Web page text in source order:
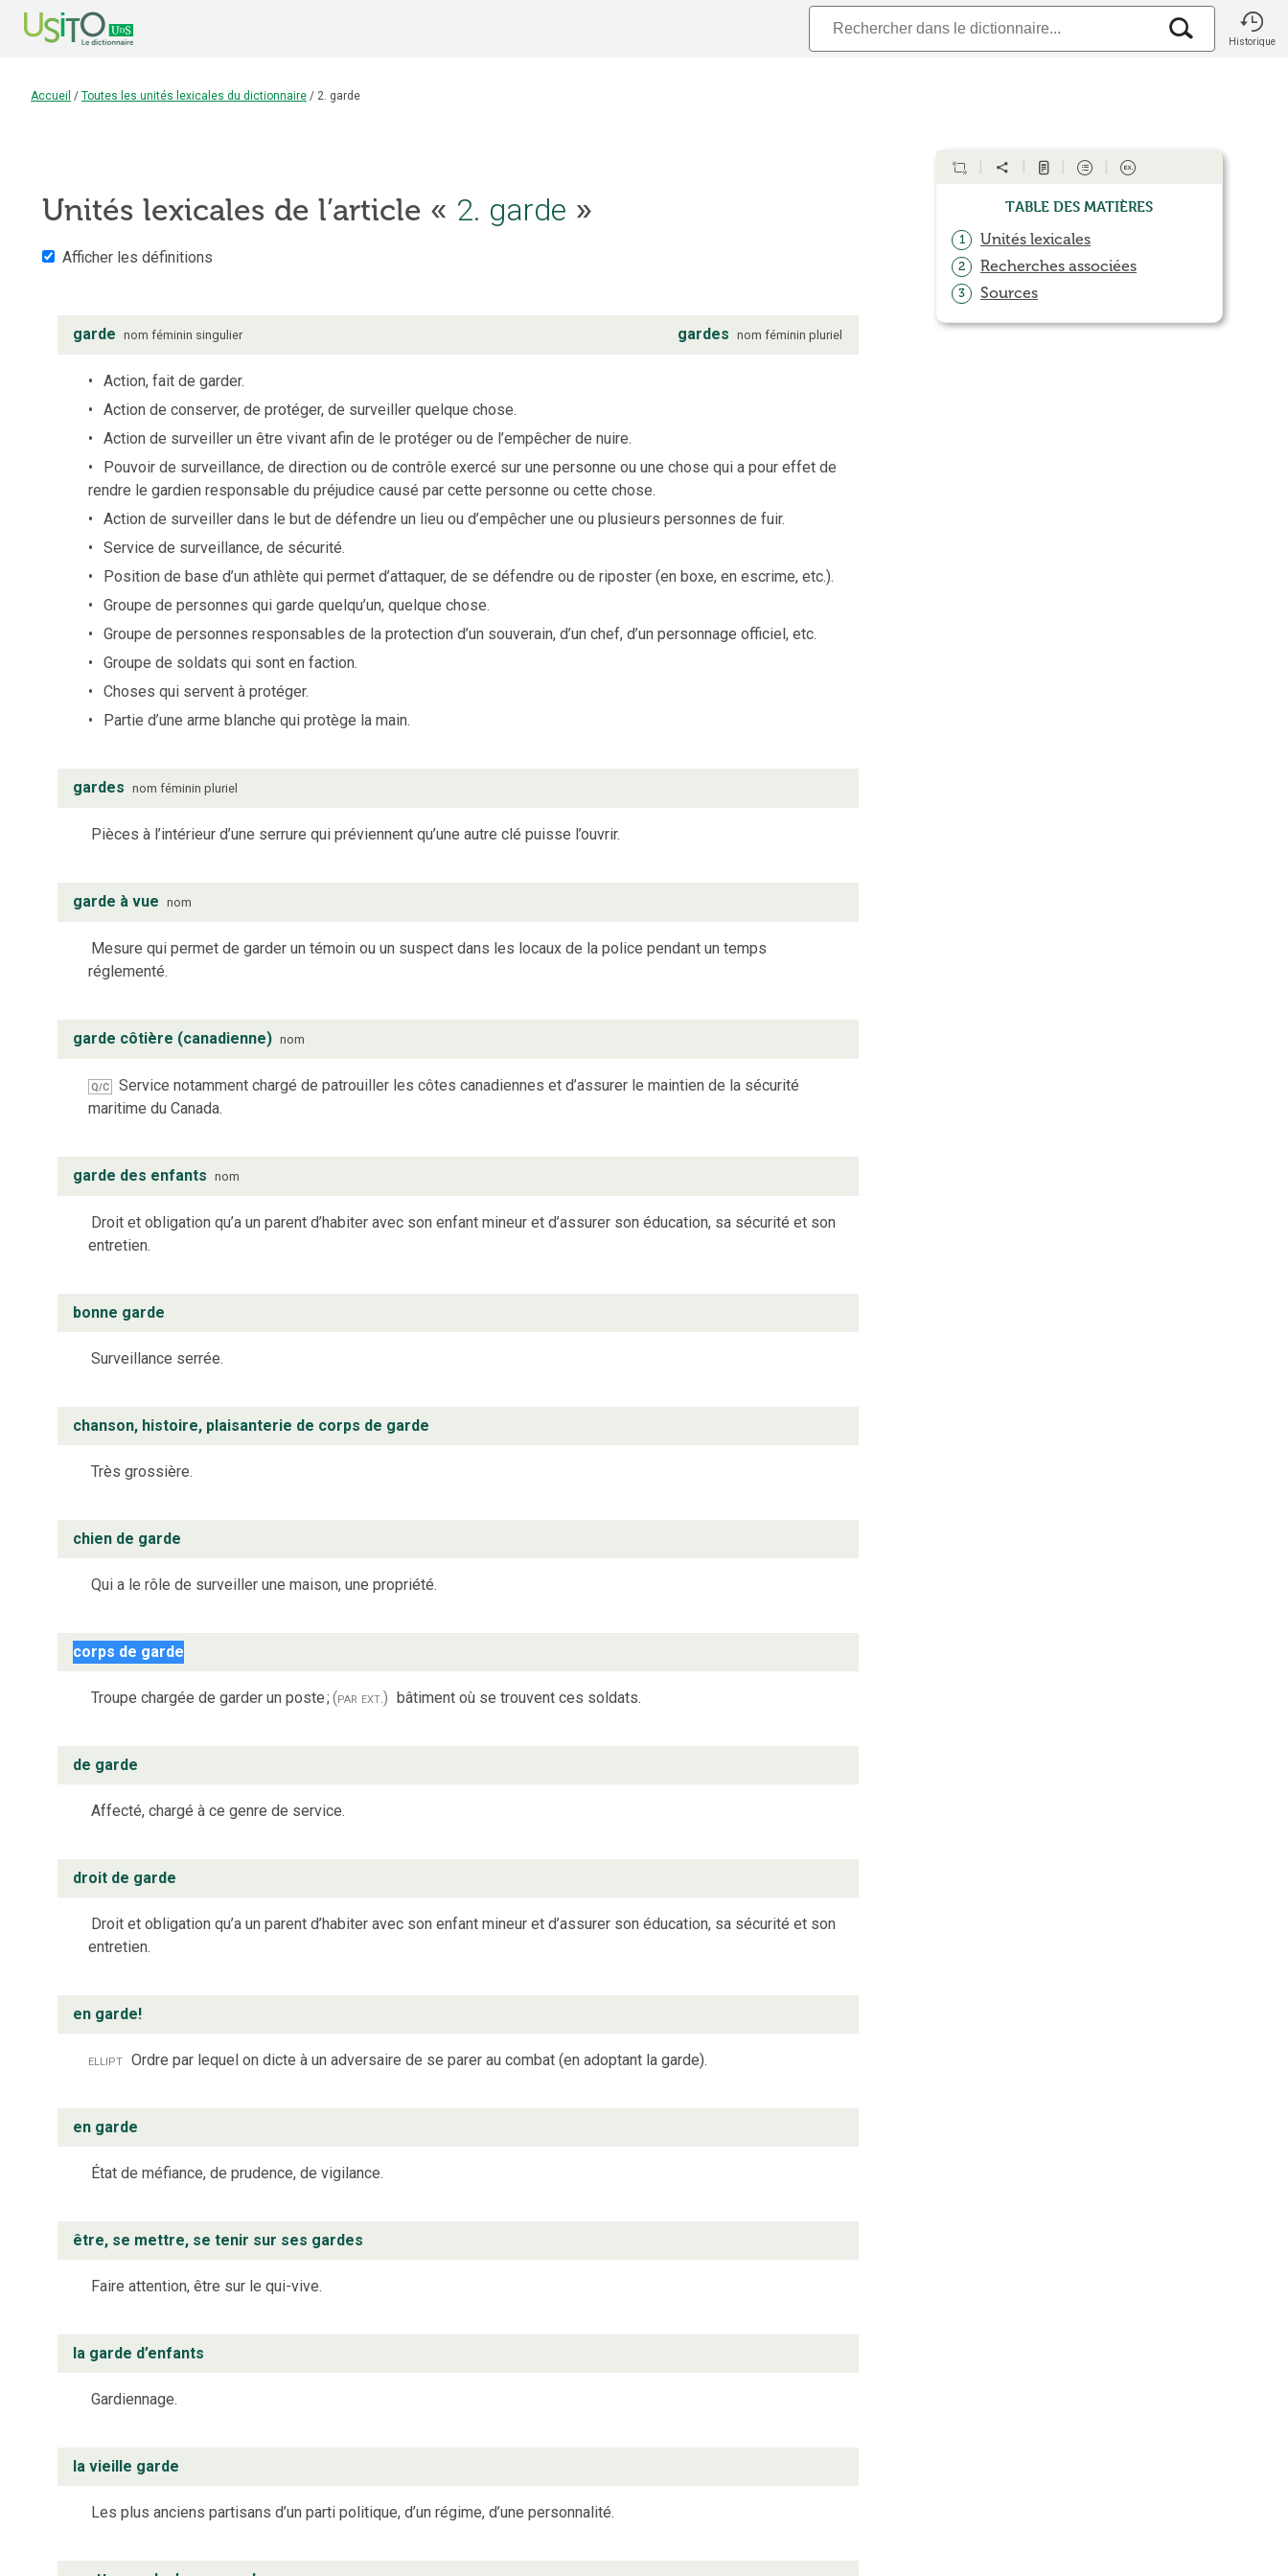
Historique
Accueil / Toutes les unités lexicales du dictionnaire / 2. garde
Unités lexicales de l’article « 2. garde »
Afficher les définitions
garde nom féminin singulier gardes nom féminin pluriel
Action, fait de garder.
Action de conserver, de protéger, de surveiller quelque chose.
Action de surveiller un être vivant afin de le protéger ou de l’empêcher de nuire.
Pouvoir de surveillance, de direction ou de contrôle exercé sur une personne ou une chose qui a pour effet de
rendre le gardien responsable du préjudice causé par cette personne ou cette chose.
Action de surveiller dans le but de défendre un lieu ou d’empêcher une ou plusieurs personnes de fuir.
Service de surveillance, de sécurité.
Position de base d’un athlète qui permet d’attaquer, de se défendre ou de riposter (en boxe, en escrime, etc.).
Groupe de personnes qui garde quelqu’un, quelque chose.
Groupe de personnes responsables de la protection d’un souverain, d’un chef, d’un personnage officiel, etc.
Groupe de soldats qui sont en faction.
Choses qui servent à protéger.
Partie d’une arme blanche qui protège la main.
gardes nom féminin pluriel
Pièces à l’intérieur d’une serrure qui préviennent qu’une autre clé puisse l’ouvrir.
garde à vue nom
Mesure qui permet de garder un témoin ou un suspect dans les locaux de la police pendant un temps
réglementé.
garde côtière (canadienne) nom
Q/C
Service notamment chargé de patrouiller les côtes canadiennes et d’assurer le maintien de la sécurité
maritime du Canada.
garde des enfants nom
Droit et obligation qu’a un parent d’habiter avec son enfant mineur et d’assurer son éducation, sa sécurité et son
entretien.
bonne garde
Surveillance serrée.
chanson, histoire, plaisanterie de corps de garde
Très grossière.
chien de garde
Qui a le rôle de surveiller une maison, une propriété.
corps de garde
Troupe chargée de garder un poste;(par ext.) bâtiment où se trouvent ces soldats.
de garde
Affecté, chargé à ce genre de service.
droit de garde
Droit et obligation qu’a un parent d’habiter avec son enfant mineur et d’assurer son éducation, sa sécurité et son
entretien.
en garde!
ellipt Ordre par lequel on dicte à un adversaire de se parer au combat (en adoptant la garde).
en garde
État de méfiance, de prudence, de vigilance.
être, se mettre, se tenir sur ses gardes
Faire attention, être sur le qui-vive.
la garde d’enfants
Gardiennage.
la vieille garde
Les plus anciens partisans d’un parti politique, d’un régime, d’une personnalité.
Table des matières
1 Unités lexicales
2 Recherches associées
3 Sources